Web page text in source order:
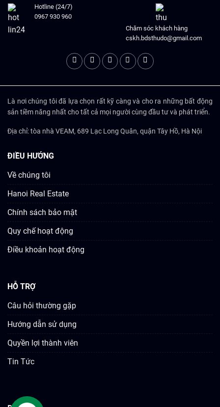
Hotline (24/7)
0967 930 960
Chăm sóc khách hàng
cskh.bdsthudo@gmail.com
Là nơi chúng tôi đã lựa chọn rất kỹ càng và cho ra những bất động
sản tiềm năng nhất cho tất cả mọi người cùng đầu tư và phát triển.
Địa chỉ: tòa nhà VEAM, 689 Lạc Long Quân, quận Tây Hồ, Hà Nội
ĐIỀU HƯỚNG
Về chúng tôi
Hanoi Real Estate
Chính sách bảo mật
Quy chế hoạt động
Điều khoản hoạt động
HỖ TRỢ
Câu hỏi thường gặp
Hướng dẫn sử dụng
Quyền lợi thành viên
Tin Tức